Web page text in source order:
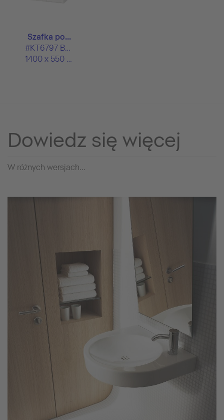
Szafka po...
#KT6797 B/L/R
1400 x 550 mm
Dowiedz się więcej
W różnych wersjach...